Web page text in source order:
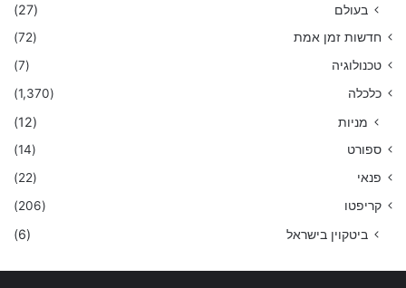
בעולם (27)
חדשות זמן אמת
(72)
טכנולוגיה
(7)
כלכלה
(1,370)
מניות (12)
ספורט
(14)
פנאי
(22)
קריפטו
(206)
ביטקוין בישראל (6)